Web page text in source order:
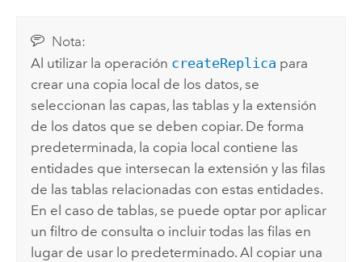
Nota:
Al utilizar la operación createReplica para
crear una copia local de los datos, se
seleccionan las capas, las tablas y la extensión
de los datos que se deben copiar. De forma
predeterminada, la copia local contiene las
entidades que intersecan la extensión y las filas
de las tablas relacionadas con estas entidades.
En el caso de tablas, se puede optar por aplicar
un filtro de consulta o incluir todas las filas en
lugar de usar lo predeterminado. Al copiar una